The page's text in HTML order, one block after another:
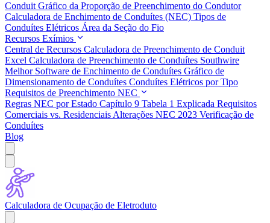
Conduit Gráfico da Proporção de Preenchimento do Condutor
Calculadora de Enchimento de Conduítes (NEC) Tipos de
Conduítes Elétricos Área da Seção do Fio
Recursos Exímios
Central de Recursos Calculadora de Preenchimento de Conduit
Excel Calculadora de Preenchimento de Conduítes Southwire
Melhor Software de Enchimento de Conduítes Gráfico de
Dimensionamento de Conduítes Conduítes Elétricos por Tipo
Requisitos de Preenchimento NEC
Regras NEC por Estado Capítulo 9 Tabela 1 Explicada Requisitos
Comerciais vs. Residenciais Alterações NEC 2023 Verificação de
Conduítes
Blog
Calculadora de Ocupação de Eletroduto